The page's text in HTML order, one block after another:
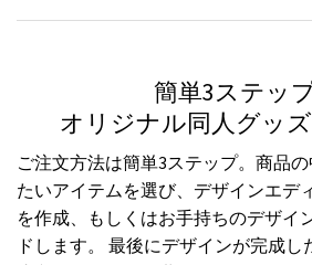
簡単3ステッ
オリジナル同人グッ
ご注文方法は簡単3ステップ。商品
たいアイテムを選び、デザインエデ
を作成、もしくはお手持ちのデザイ
ドします。 最後にデザインが完成し